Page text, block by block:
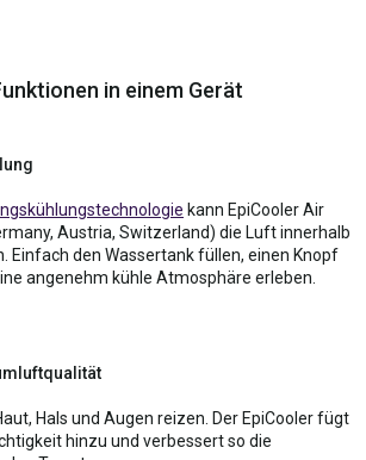
in einem Gerät
kann EpiCooler Air
Austria, Switzerland) die Luft innerhalb
Einfach den Wassertank füllen, einen Knopf
angenehm kühle Atmosphäre erleben.
Hals und Augen reizen. Der EpiCooler fügt
hinzu und verbessert so die